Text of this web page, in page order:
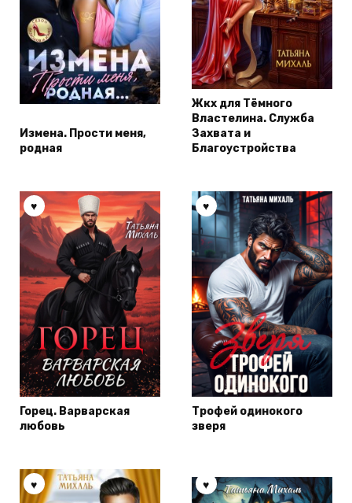
Измена. Прости меня,
родная
Жкх для Тёмного
Властелина. Служба
Захвата и
Благоустройства
Горец. Варварская
любовь
Трофей одинокого
зверя